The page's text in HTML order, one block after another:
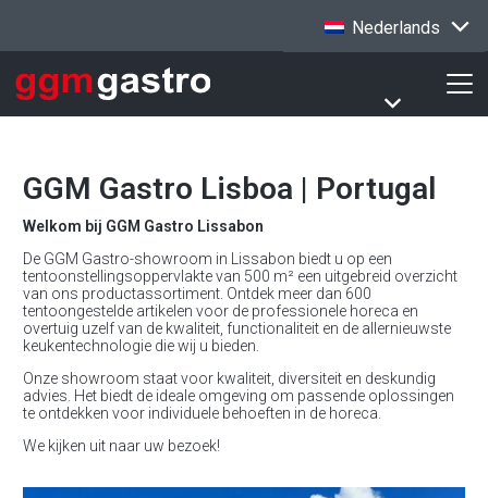
Nederlands
GGM Gastro Lisboa | Portugal
Welkom bij GGM Gastro Lissabon
De GGM Gastro-showroom in Lissabon biedt u op een
tentoonstellingsoppervlakte van 500 m² een uitgebreid overzicht
van ons productassortiment. Ontdek meer dan 600
tentoongestelde artikelen voor de professionele horeca en
overtuig uzelf van de kwaliteit, functionaliteit en de allernieuwste
keukentechnologie die wij u bieden.
Onze showroom staat voor kwaliteit, diversiteit en deskundig
advies. Het biedt de ideale omgeving om passende oplossingen
te ontdekken voor individuele behoeften in de horeca.
We kijken uit naar uw bezoek!